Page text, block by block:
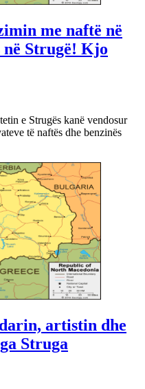
me naftë në
në Strugë! Kjo
e Strugës kanë vendosur
të naftës dhe benzinës
artistin dhe
Struga